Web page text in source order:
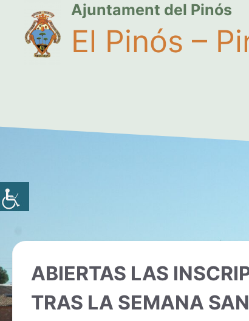
Ajuntament del Pinós
El Pinós –
ABIERTAS LAS
TRAS LA SEMANA